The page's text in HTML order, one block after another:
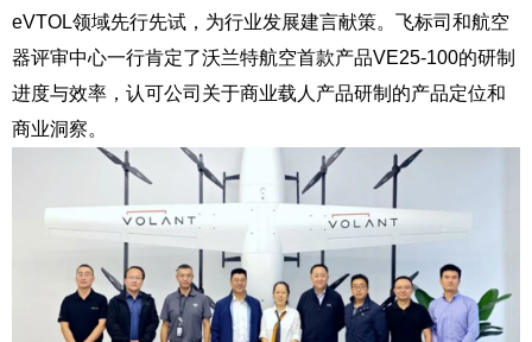
eVTOL领域先行先试，为行业发展建言献策。飞标司和航空
器评审中心一行肯定了沃兰特航空首款产品VE25-100的研制
进度与效率，认可公司关于商业载人产品研制的产品定位和
商业洞察。